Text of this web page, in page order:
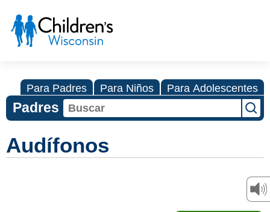
Para Padres Para Niños Para Adolescentes
Padres
Audífonos